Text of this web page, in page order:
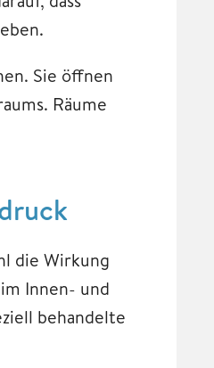
Sie öffnen
Räume
die Wirkung
Innen- und
behandelte